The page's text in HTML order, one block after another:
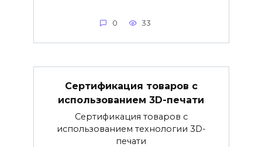
0 33
Сертификация товаров с
использованием 3D-печати
Сертификация товаров с
использованием технологии 3D-
печати